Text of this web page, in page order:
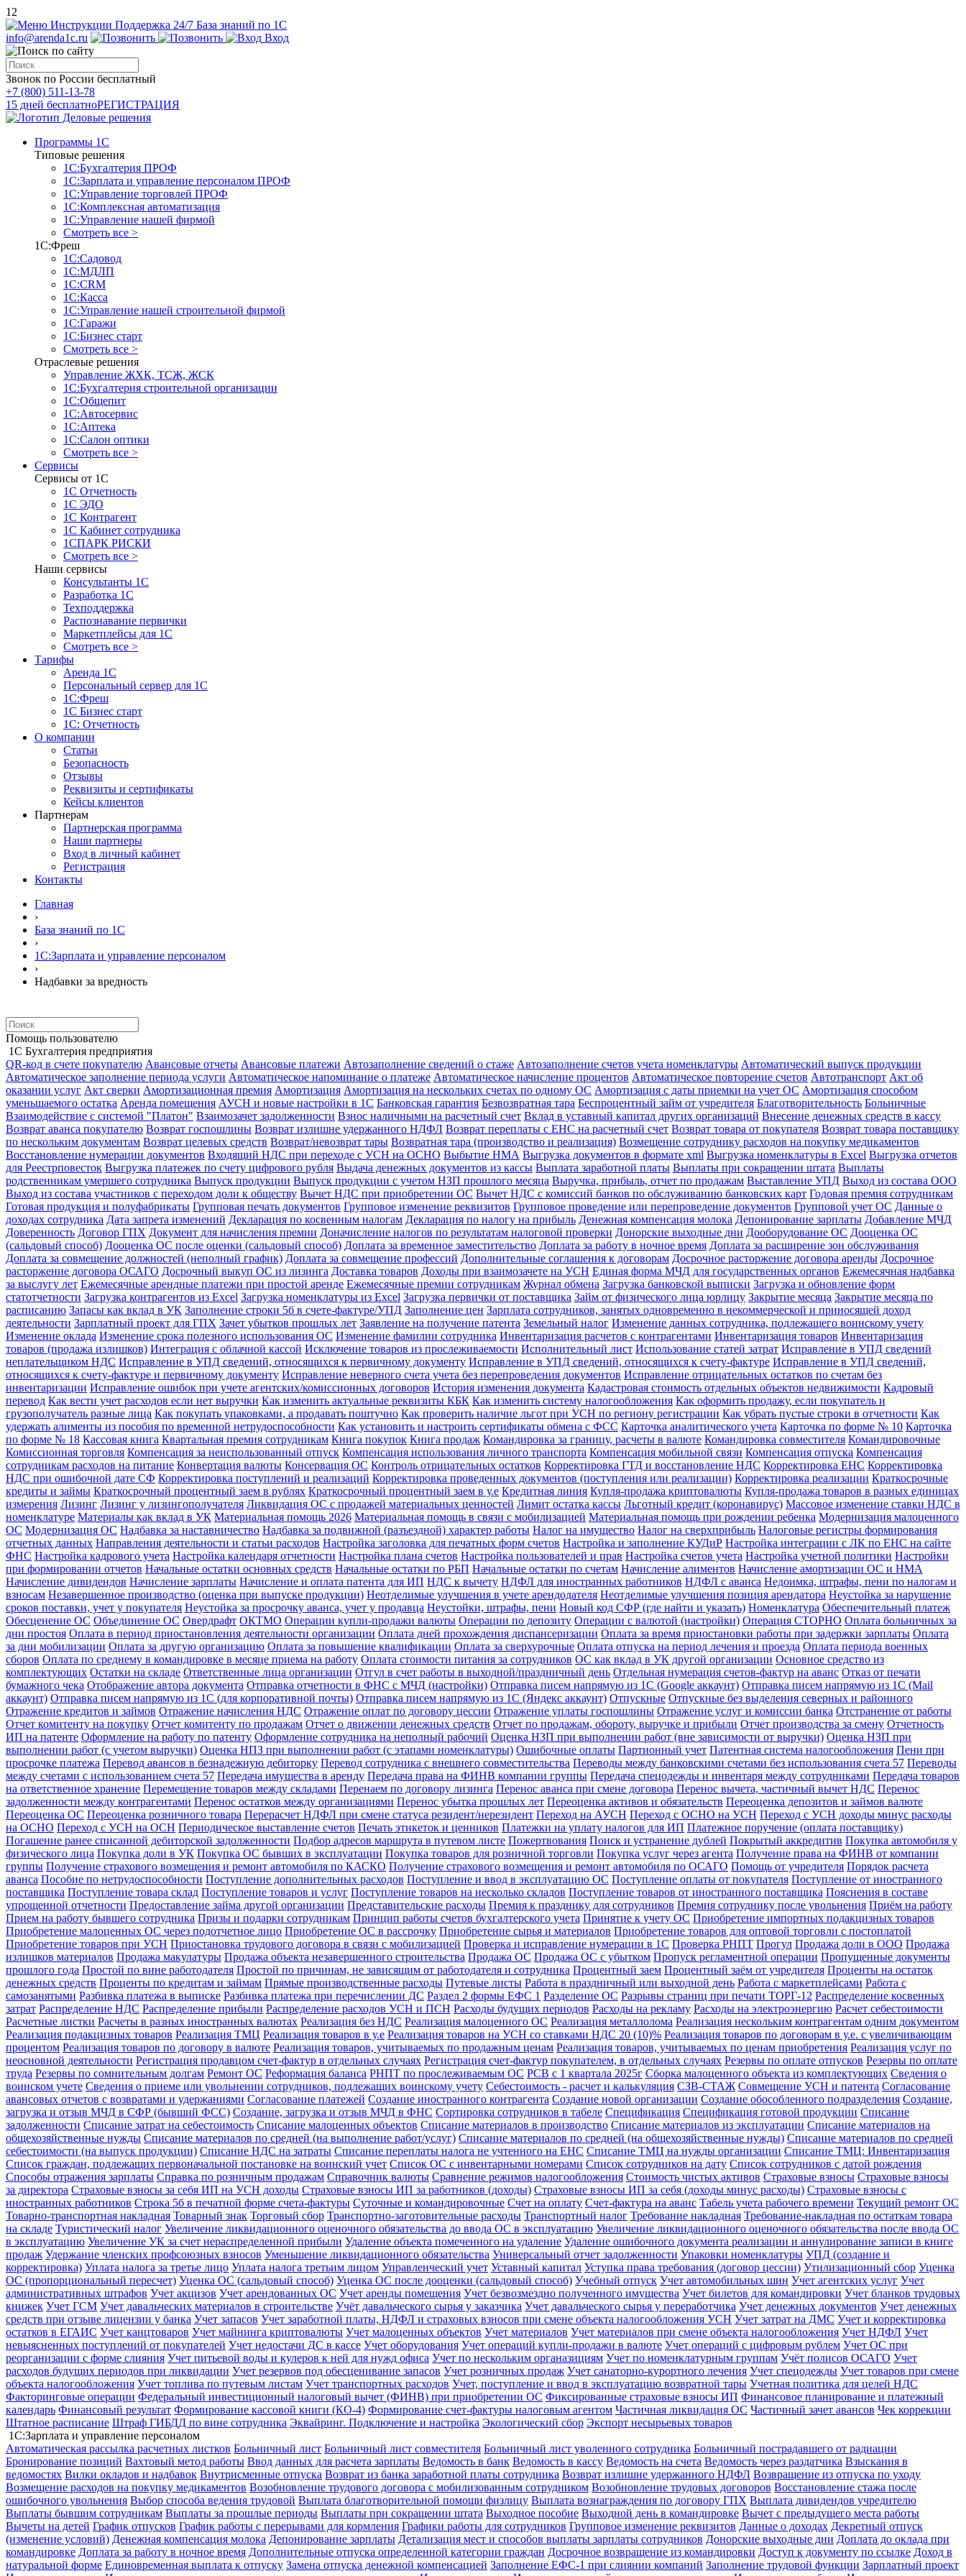
12
Инструкции Поддержка 24/7 База знаний по 1С
info@arenda1c.ru
Вход
Звонок по России бесплатный
+7 (800) 511-13-78
15 дней бесплатноРЕГИСТРАЦИЯ
Программы 1С
Типовые решения
1С:Бухгалтерия ПРОФ
1С:Зарплата и управление персоналом ПРОФ
1С:Управление торговлей ПРОФ
1С:Комплексная автоматизация
1С:Управление нашей фирмой
Смотреть все >
1С:Фреш
1С:Садовод
1С:МДЛП
1С:CRM
1С:Касса
1С:Управление нашей строительной фирмой
1С:Гаражи
1С:Бизнес старт
Смотреть все >
Отраслевые решения
Управление ЖХК, ТСЖ, ЖСК
1С:Бухгалтерия строительной организации
1С:Общепит
1С:Автосервис
1С:Аптека
1С:Салон оптики
Смотреть все >
Сервисы
Сервисы от 1С
1С Отчетность
1С ЭДО
1С Контрагент
1С Кабинет сотрудника
1СПАРК РИСКИ
Смотреть все >
Наши сервисы
Консультанты 1С
Разработка 1С
Техподдержка
Распознавание первички
Маркетплейсы для 1С
Смотреть все >
Тарифы
Аренда 1С
Персональный сервер для 1С
1С:Фреш
1С Бизнес старт
1С: Отчетность
О компании
Статьи
Безопасность
Отзывы
Реквизиты и сертификаты
Кейсы клиентов
Партнерам
Партнерская программа
Наши партнеры
Вход в личный кабинет
Регистрация
Контакты
Главная
›
База знаний по 1С
›
1С:Зарплата и управление персоналом
›
Надбавки за вредность
Помощь пользователю
1С Бухгалтерия предприятия
QR-код в счете покупателю Авансовые отчеты Авансовые платежи Автозаполнение сведений о стаже Автозаполнение счетов учета номенклатуры Автоматический выпуск продукции
Автоматическое заполнение периода услуги Автоматическое напоминание о платеже Автоматическое начисление процентов Автоматическое повторение счетов Автотранспорт Акт об
оказании услуг Акт сверки Амортизационная премия Амортизация Амортизация на нескольких счетах по одному ОС Амортизация с даты приемки на учет ОС Амортизация способом
уменьшаемого остатка Аренда помещения АУСН и новые настройки в 1С Банковская гарантия Безвозвратная тара Беспроцентный займ от учредителя Благотворительность Больничные
Взаимодействие с системой "Платон" Взаимозачет задолженности Взнос наличными на расчетный счет Вклад в уставный капитал других организаций Внесение денежных средств в кассу
Возврат аванса покупателю Возврат госпошлины Возврат излишне удержанного НДФЛ Возврат переплаты с ЕНС на расчетный счет Возврат товара от покупателя Возврат товара поставщику
по нескольким документам Возврат целевых средств Возврат/невозврат тары Возвратная тара (производство и реализация) Возмещение сотруднику расходов на покупку медикаментов
Восстановление нумерации документов Входящий НДС при переходе с УСН на ОСНО Выбытие НМА Выгрузка документов в формате xml Выгрузка номенклатуры в Excel Выгрузка отчетов
для Реестрповесток Выгрузка платежек по счету цифрового рубля Выдача денежных документов из кассы Выплата заработной платы Выплаты при сокращении штата Выплаты
родственникам умершего сотрудника Выпуск продукции Выпуск продукции с учетом НЗП прошлого месяца Выручка, прибыль, отчет по продажам Выставление УПД Выход из состава ООО
Выход из состава участников с переходом доли к обществу Вычет НДС при приобретении ОС Вычет НДС с комиссий банков по обслуживанию банковских карт Годовая премия сотрудникам
Готовая продукция и полуфабрикаты Групповая печать документов Групповое изменение реквизитов Групповое проведение или перепроведение документов Групповой учет ОС Данные о
доходах сотрудника Дата запрета изменений Декларация по косвенным налогам Декларация по налогу на прибыль Денежная компенсация молока Депонирование зарплаты Добавление МЧД
Доверенность Договор ГПХ Документ для начисления премии Доначисление налогов по результатам налоговой проверки Донорские выходные дни Дооборудование ОС Дооценка ОС
(сальдовый способ) Дооценка ОС после оценки (сальдовый способ) Доплата за временное заместительство Доплата за работу в ночное время Доплата за расширение зон обслуживания
Доплата за совмещение должностей (неполный график) Доплата за совмещение профессий Дополнительные соглашения к договорам Досрочное расторжение договора аренды Досрочное
расторжение договора ОСАГО Досрочный выкуп ОС из лизинга Доставка товаров Доходы при взаимозачете на УСН Единая форма МЧД для государственных органов Ежемесячная надбавка
за выслугу лет Ежемесячные арендные платежи при простой аренде Ежемесячные премии сотрудникам Журнал обмена Загрузка банковской выписки Загрузка и обновление форм
статотчетности Загрузка контрагентов из Excel Загрузка номенклатуры из Excel Загрузка первички от поставщика Займ от физического лица юрлицу Закрытие месяца Закрытие месяца по
расписанию Запасы как вклад в УК Заполнение строки 5б в счете-фактуре/УПД Заполнение цен Зарплата сотрудников, занятых одновременно в некоммерческой и приносящей доход
деятельности Зарплатный проект для ГПХ Зачет убытков прошлых лет Заявление на получение патента Земельный налог Изменение данных сотрудника, подлежащего воинскому учету
Изменение оклада Изменение срока полезного использования ОС Изменение фамилии сотрудника Инвентаризация расчетов с контрагентами Инвентаризация товаров Инвентаризация
товаров (продажа излишков) Интеграция с облачной кассой Исключение товаров из прослеживаемости Исполнительный лист Использование статей затрат Исправление в УПД сведений
неплательщиком НДС Исправление в УПД сведений, относящихся к первичному документу Исправление в УПД сведений, относящихся к счету-фактуре Исправление в УПД сведений,
относящихся к счету-фактуре и первичному документу Исправление неверного счета учета без перепроведения документов Исправление отрицательных остатков по счетам без
инвентаризации Исправление ошибок при учете агентских/комиссионных договоров История изменения документа Кадастровая стоимость отдельных объектов недвижимости Кадровый
перевод Как вести учет расходов если нет выручки Как изменить актуальные реквизиты КБК Как изменить систему налогообложения Как оформить продажу, если покупатель и
грузополучатель разные лица Как покупать упаковками, а продавать поштучно Как проверить наличие льгот при УСН по региону регистрации Как убрать пустые строки в отчетности Как
удержать алименты из пособия по временной нетрудоспособности Как установить и настроить сертификаты обмена с ФСС Карточка аналитического учета Карточка по форме № 10 Карточка
по форме № 18 Кассовая книга Квартальная премия сотрудникам Книга покупок Книга продаж Командировка за границу, расчеты в валюте Командировка совместителя Командировочные
Комиссионная торговля Компенсация за неиспользованный отпуск Компенсация использования личного транспорта Компенсация мобильной связи Компенсация отпуска Компенсация
сотрудникам расходов на питание Конвертация валюты Консервация ОС Контроль отрицательных остатков Корректировка ГТД и восстановление НДС Корректировка ЕНС Корректировка
НДС при ошибочной дате СФ Корректировка поступлений и реализаций Корректировка проведенных документов (поступления или реализации) Корректировка реализации Краткосрочные
кредиты и займы Краткосрочный процентный заем в рублях Краткосрочный процентный заем в у.е Кредитная линия Купля-продажа криптовалюты Купля-продажа товаров в разных единицах
измерения Лизинг Лизинг у лизингополучателя Ликвидация ОС с продажей материальных ценностей Лимит остатка кассы Льготный кредит (коронавирус) Массовое изменение ставки НДС в
номенклатуре Материалы как вклад в УК Материальная помощь 2026 Материальная помощь в связи с мобилизацией Материальная помощь при рождении ребенка Модернизация малоценного
ОС Модернизация ОС Надбавка за наставничество Надбавка за подвижной (разъездной) характер работы Налог на имущество Налог на сверхприбыль Налоговые регистры формирования
отчетных данных Направления деятельности и статьи расходов Настройка заголовка для печатных форм счетов Настройка и заполнение КУДиР Настройка интеграции с ЛК по ЕНС на сайте
ФНС Настройка кадрового учета Настройка календаря отчетности Настройка плана счетов Настройка пользователей и прав Настройка счетов учета Настройка учетной политики Настройки
при формировании отчетов Начальные остатки основных средств Начальные остатки по РБП Начальные остатки по счетам Начисление алиментов Начисление амортизации ОС и НМА
Начисление дивидендов Начисление зарплаты Начисление и оплата патента для ИП НДС к вычету НДФЛ для иностранных работников НДФЛ с аванса Недоимка, штрафы, пени по налогам и
взносам Незавершенное производство (оценка при выпуске продукции) Неотделимые улучшения в учете арендодателя Неотделимые улучшения позиция арендатора Неустойка за нарушение
сроков поставки, учет у покупателя Неустойка за просрочку аванса, учет у продавца Неустойки, штрафы, пени Новый код СФР (где найти и указать) Номенклатура Обеспечительный платеж
Обесценение ОС Объединение ОС Овердрафт ОКТМО Операции купли-продажи валюты Операции по депозиту Операции с валютой (настройки) Операция СТОРНО Оплата больничных за
дни простоя Оплата в период приостановления деятельности организации Оплата дней прохождения диспансеризации Оплата за время приостановки работы при задержки зарплаты Оплата
за дни мобилизации Оплата за другую организацию Оплата за повышение квалификации Оплата за сверхурочные Оплата отпуска на период лечения и проезда Оплата периода военных
сборов Оплата по среднему в командировке в месяце приема на работу Оплата стоимости питания за сотрудников ОС как вклад в УК другой организации Основное средство из
комплектующих Остатки на складе Ответственные лица организации Отгул в счет работы в выходной/праздничный день Отдельная нумерация счетов-фактур на аванс Отказ от печати
бумажного чека Отображение автора документа Отправка отчетности в ФНС с МЧД (настройки) Отправка писем напрямую из 1С (Google аккаунт) Отправка писем напрямую из 1С (Mail
аккаунт) Отправка писем напрямую из 1С (для корпоративной почты) Отправка писем напрямую из 1С (Яндекс аккаунт) Отпускные Отпускные без выделения северных и районного
Отражение кредитов и займов Отражение начисления НДС Отражение оплат по договору цессии Отражение уплаты госпошлины Отражение услуг и комиссии банка Отстранение от работы
Отчет комитенту на покупку Отчет комитенту по продажам Отчет о движении денежных средств Отчет по продажам, обороту, выручке и прибыли Отчет производства за смену Отчетность
ИП на патенте Оформление на работу по патенту Оформление сотрудника на неполный рабочий Оценка НЗП при выполнении работ (вне зависимости от выручки) Оценка НЗП при
выполнении работ (с учетом выручки) Оценка НПЗ при выполнении работ (с этапами номенклатуры) Ошибочные оплаты Партионный учет Патентная система налогообложения Пени при
просрочке платежа Перевод авансов в безнадежную дебиторку Перевод сотрудника с внешнего совместительства Переводы между банковскими счетами без использования счета 57 Переводы
между счетами с использованием счета 57 Передача имущества в аренду Передача права на ФИНВ компании группы Передача спецодежды и инвентаря между сотрудниками Передача товаров
на ответственное хранение Перемещение товаров между складами Перенаем по договору лизинга Перенос аванса при смене договора Перенос вычета, частичный вычет НДС Перенос
задолженности между контрагентами Перенос остатков между организациями Перенос убытка прошлых лет Переоценка активов и обязательств Переоценка депозитов и займов валюте
Переоценка ОС Переоценка розничного товара Перерасчет НДФЛ при смене статуса резидент/нерезидент Переход на АУСН Переход с ОСНО на УСН Переход с УСН доходы минус расходы
на ОСНО Переход с УСН на ОСН Периодическое выставление счетов Печать этикеток и ценников Платежки на уплату налогов для ИП Платежное поручение (оплата поставщику)
Погашение ранее списанной дебиторской задолженности Подбор адресов маршрута в путевом листе Пожертвования Поиск и устранение дублей Покрытый аккредитив Покупка автомобиля у
физического лица Покупка доли в УК Покупка ОС бывших в эксплуатации Покупка товаров для розничной торговли Покупка услуг через агента Получение права на ФИНВ от компании
группы Получение страхового возмещения и ремонт автомобиля по КАСКО Получение страхового возмещения и ремонт автомобиля по ОСАГО Помощь от учредителя Порядок расчета
аванса Пособие по нетрудоспособности Поступление дополнительных расходов Поступление и ввод в эксплуатацию ОС Поступление оплаты от покупателя Поступление от иностранного
поставщика Поступление товара склад Поступление товаров и услуг Поступление товаров на несколько складов Поступление товаров от иностранного поставщика Пояснения в составе
упрощенной отчетности Предоставление займа другой организации Представительские расходы Премия к празднику для сотрудников Премия сотруднику после увольнения Приём на работу
Прием на работу бывшего сотрудника Призы и подарки сотрудникам Принцип работы счетов бухгалтерского учета Принятие к учету ОС Приобретение импортных подакцизных товаров
Приобретение малоценных ОС через подотчетное лицо Приобретение ОС в рассрочку Приобретение сырья и материалов Приобретение товаров для оптовой торговли с постоплатой
Приобретение товаров при УСН Приостановка трудового договора в связи с мобилизацией Проверка и исправление нумерации в 1С Проверка РНПТ Прогул Продажа доли в ООО Продажа
излишков материалов Продажа макулатуры Продажа объекта незавершенного строительства Продажа ОС Продажа ОС с убытком Пропуск регламентной операции Пропущенные документы
прошлого года Простой по вине работодателя Простой по причинам, не зависящим от работодателя и сотрудника Процентный заем Процентный заём от учредителя Проценты на остаток
денежных средств Проценты по кредитам и займам Прямые производственные расходы Путевые листы Работа в праздничный или выходной день Работа с маркетплейсами Работа с
самозанятыми Разбивка платежа в выписке Разбивка платежа при перечислении ДС Раздел 2 формы ЕФС 1 Разделение ОС Разрывы страниц при печати ТОРГ-12 Распределение косвенных
затрат Распределение НДС Распределение прибыли Распределение расходов УСН и ПСН Расходы будущих периодов Расходы на рекламу Расходы на электроэнергию Расчет себестоимости
Расчетные листки Расчеты в разных иностранных валютах Реализация без НДС Реализация малоценного ОС Реализация металлолома Реализация нескольким контрагентам одним документом
Реализация подакцизных товаров Реализация ТМЦ Реализация товаров в у.е Реализация товаров на УСН со ставками НДС 20 (10)% Реализация товаров по договорам в у.е. с увеличивающим
процентом Реализация товаров по договору в валюте Реализация товаров, учитываемых по продажным ценам Реализация товаров, учитываемых по ценам приобретения Реализация услуг по
неосновной деятельности Регистрация продавцом счет-фактур в отдельных случаях Регистрация счет-фактур покупателем, в отдельных случаях Резервы по оплате отпусков Резервы по оплате
труда Резервы по сомнительным долгам Ремонт ОС Реформация баланса РНПТ по прослеживаемым ОС РСВ с 1 квартала 2025г Сборка малоценного объекта из комплектующих Сведения о
воинском учете Сведения о приеме или увольнении сотрудников, подлежащих воинскому учету Себестоимость - расчет и калькуляция СЗВ-СТАЖ Совмещение УСН и патента Согласование
авансовых отчетов с возвратами и удержаниями Согласование платежей Создание иностранного контрагента Создание новой организации Создание обособленного подразделения Создание,
загрузка и отзыв МЧД в СФР (бывший ФСС) Создание, загрузка и отзыв МЧД в ФНС Сортировка сотрудников в табеле Спецификация Спецификация готовой продукции Списание
задолженности Списание затрат на себестоимость Списание малоценных объектов Списание материалов в производство Списание материалов из эксплуатации Списание материалов на
общехозяйственные нужды Списание материалов по средней (на выполнение работ/услуг) Списание материалов по средней (на общехозяйственные нужды) Списание материалов по средней
себестоимости (на выпуск продукции) Списание НДС на затраты Списание переплаты налога не учтенного на ЕНС Списание ТМЦ на нужды организации Списание ТМЦ: Инвентаризация
Список граждан, подлежащих первоначальной постановке на воинский учет Список ОС с инвентарными номерами Список сотрудников на дату Список сотрудников с датой рождения
Способы отражения зарплаты Справка по розничным продажам Справочник валюты Сравнение режимов налогообложения Стоимость чистых активов Страховые взносы Страховые взносы
за директора Страховые взносы за себя ИП на УСН доходы Страховые взносы ИП за работников (доходы) Страховые взносы ИП за себя (доходы минус расходы) Страховые взносы с
иностранных работников Строка 5б в печатной форме счета-фактуры Суточные и командировочные Счет на оплату Счет-фактура на аванс Табель учета рабочего времени Текущий ремонт ОС
Товарно-транспортная накладная Товарный знак Торговый сбор Транспортно-заготовительные расходы Транспортный налог Требование накладная Требование-накладная по остаткам товара
на складе Туристический налог Увеличение ликвидационного оценочного обязательства до ввода ОС в эксплуатацию Увеличение ликвидационного оценочного обязательства после ввода ОС
в эксплуатацию Увеличение УК за счет нераспределенной прибыли Удаление объекта помеченного на удаление Удаление ошибочного документа реализации и аннулирование записи в книге
продаж Удержание членских профсоюзных взносов Уменьшение ликвидационного обязательства Универсальный отчет задолженности Упаковки номенклатуры УПД (создание и
корректировка) Уплата налога за третье лицо Уплата налога третьим лицом Управленческий учет Уставный капитал Уступка права требования (договор цессии) Утилизационный сбор Уценка
ОС (пропорциональный пересчет) Уценка ОС (сальдовый способ) Уценка ОС после дооценки (сальдовый способ) Учебный отпуск Учет автомобильных шин Учет агентских услуг Учет
административных штрафов Учет акцизов Учет арендованных ОС Учет аренды помещения Учет безвозмездно полученного имущества Учет билетов для командировки Учет бланков трудовых
книжек Учет ГСМ Учет давальческих материалов в строительстве Учёт давальческого сырья у заказчика Учет давальческого сырья у переработчика Учет денежных документов Учет денежных
средств при отзыве лицензии у банка Учет запасов Учет заработной платы, НДФЛ и страховых взносов при смене объекта налогообложения УСН Учет затрат на ДМС Учет и корректировка
остатков в ЕГАИС Учет канцтоваров Учет майнинга криптовалюты Учет малоценных объектов Учет материалов Учет материалов при смене объекта налогообложения Учет НДФЛ Учет
невыясненных поступлений от покупателей Учет недостачи ДС в кассе Учет оборудования Учет операций купли-продажи в валюте Учет операций с цифровым рублем Учет ОС при
реорганизации с форме слияния Учет питьевой воды и кулеров к ней для нужд офиса Учет по нескольким органазициям Учет по номенклатурным группам Учёт полисов ОСАГО Учет
расходов будущих периодов при ликвидации Учет резервов под обесценивание запасов Учет розничных продаж Учет санаторно-курортного лечения Учет спецодежды Учет товаров при смене
объекта налогообложения Учет топлива по путевым листам Учет транспортных расходов Учет, поступление и ввод в эксплуатацию возвратной тары Учетная политика для целей НДС
Факторинговые операции Федеральный инвестиционный налоговый вычет (ФИНВ) при приобретении ОС Фиксированные страховые взносы ИП Финансовое планирование и платежный
календарь Финансовый результат Формирование кассовой книги (КО-4) Формирование счет-фактуры налоговым агентом Частичная ликвидация ОС Частичный зачет авансов Чек коррекции
Штатное расписание Штраф ГИБДД по вине сотрудника Эквайринг. Подключение и настройка Экологический сбор Экспорт несырьевых товаров
1С:Зарплата и управление персоналом
Автоматическая рассылка расчетных листков Больничный лист Больничный лист совместителя Больничный лист уволенного сотрудника Больничный пострадавшего от радиации
Бронирование позиций Вахтовый метод работы Ввод данных для расчета зарплаты Ведомость в банк Ведомость в кассу Ведомость на счета Ведомость через раздатчика Взыскания в
ведомостях Вилки окладов и надбавок Внутрисменные отпуска Возврат из банка заработной платы сотрудника Возврат излишне удержанного НДФЛ Возвращение из отпуска по уходу
Возмещение расходов на покупку медикаментов Возобновление трудового договора с мобилизованным сотрудником Возобновление трудовых договоров Восстановление стажа после
ошибочного увольнения Выбор способа ведения трудовой Выплата благотворительной помощи физлицу Выплата вознаграждения по договору ГПХ Выплата дивидендов учредителю
Выплаты бывшим сотрудникам Выплаты за прошлые периоды Выплаты при сокращении штата Выходное пособие Выходной день в командировке Вычет с предыдущего места работы
Вычеты на детей График отпусков График работы с перерывами для кормления Графики работы для сотрудников Групповое изменение реквизитов Данные о доходах Декретный отпуск
(изменение условий) Денежная компенсация молока Депонирование зарплаты Детализация мест и способов выплаты зарплаты сотрудников Донорские выходные дни Доплата до оклада при
командировке Доплата за работу в ночное время Дополнительные отпуска определенной категории граждан Досрочное возвращение из командировки Доступ к документу по ссылке Доход в
натуральной форме Единовременная выплата к отпуску Замена отпуска денежной компенсацией Заполнение ЕФС-1 при слиянии компаний Заполнение трудовой функции Зарплатный проект